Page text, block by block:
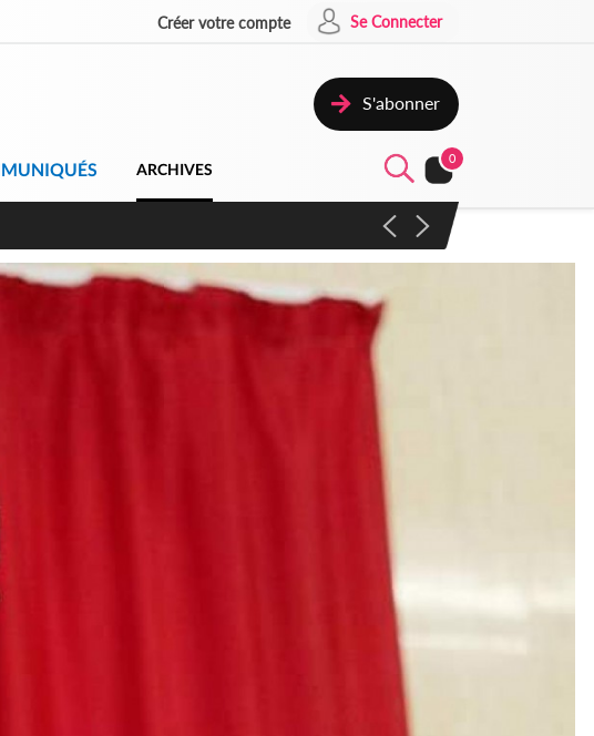
Créer votre compte Se Connecter
S'abonner
ARCHIVES
0
vaste campagne contre les produits